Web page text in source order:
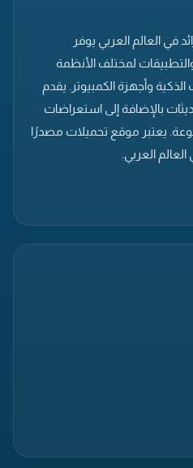
في العالم العربي يوفر
لمختلف الأنظمة
وأجهزة الكمبيوتر. يقدم
بالإضافة إلى استعراضات
يعتبر موقع تحميلات مصدرًا
العربي.